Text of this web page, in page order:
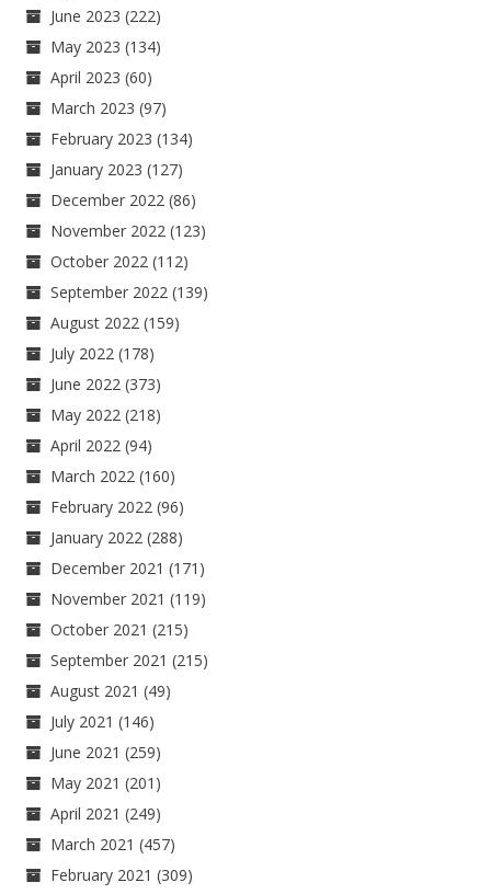
June 2023 (222)
May 2023 (134)
April 2023 (60)
March 2023 (97)
February 2023 (134)
January 2023 (127)
December 2022 (86)
November 2022 (123)
October 2022 (112)
September 2022 (139)
August 2022 (159)
July 2022 (178)
June 2022 (373)
May 2022 (218)
April 2022 (94)
March 2022 (160)
February 2022 (96)
January 2022 (288)
December 2021 (171)
November 2021 (119)
October 2021 (215)
September 2021 (215)
August 2021 (49)
July 2021 (146)
June 2021 (259)
May 2021 (201)
April 2021 (249)
March 2021 (457)
February 2021 (309)